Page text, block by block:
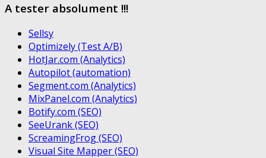
A tester absolument !!!
Sellsy
Optimizely (Test A/B)
HotJar.com (Analytics)
Autopilot (automation)
Segment.com (Analytics)
MixPanel.com (Analytics)
Botify.com (SEO)
SeeUrank (SEO)
ScreamingFrog (SEO)
Visual Site Mapper (SEO)